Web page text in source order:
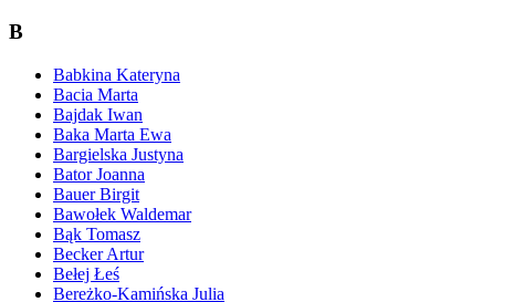
B
Babkina Kateryna
Bacia Marta
Bajdak Iwan
Baka Marta Ewa
Bargielska Justyna
Bator Joanna
Bauer Birgit
Bawołek Waldemar
Bąk Tomasz
Becker Artur
Bełej Łeś
Bereżko-Kamińska Julia